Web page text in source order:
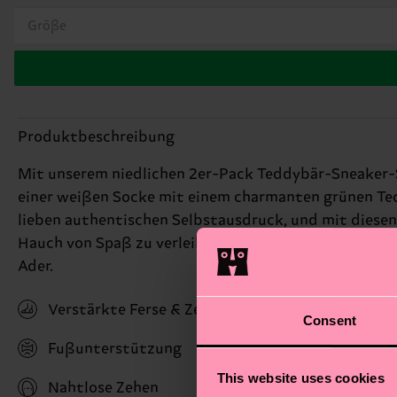
Consent
This website uses cookies
Größe
Produktbeschreibung
Mit unserem niedlichen 2er-Pack Teddybär-
einer weißen Socke mit einem charmanten grünen
lieben authentischen Selbstausdruck, und mit
Hauch von Spaß zu verleihen, werden dir diese
Ader.
Verstärkte Ferse & Zehen
Fußunterstützung
Nahtlose Zehen